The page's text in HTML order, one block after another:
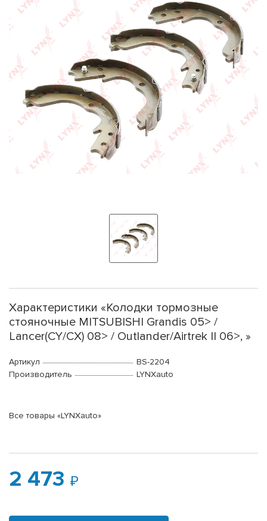
Характеристики «Колодки тормозные
стояночные MITSUBISHI Grandis 05> /
Lancer(CY/CX) 08> / Outlander/Airtrek II 06>, »
Артикул
BS-2204
Производитель
LYNXauto
Все товары «LYNXauto»
2 473